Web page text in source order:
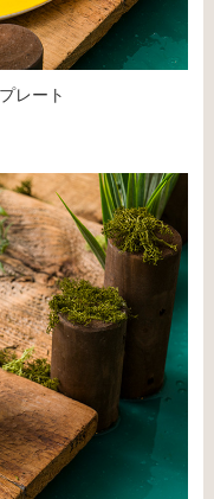
レート